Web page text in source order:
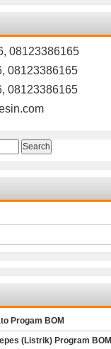
08123386165
08123386165
08123386165
Progam BOM
(Listrik) Program BOM